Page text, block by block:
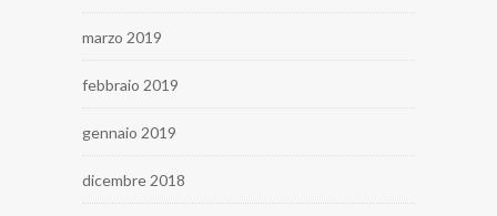
marzo 2019
febbraio 2019
gennaio 2019
dicembre 2018